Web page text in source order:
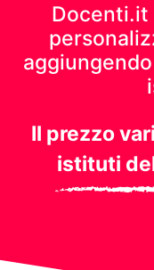
Docenti.it
Il prezzo
istituti